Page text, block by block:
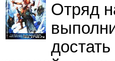
Отряд